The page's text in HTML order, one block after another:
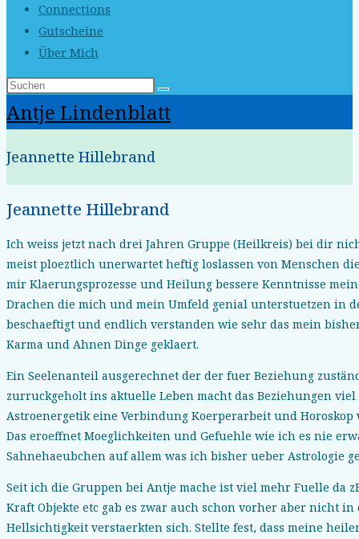
Connections
Gutscheine
Über Mich
Antje Lindenblatt
Jeannette Hillebrand
Jeannette Hillebrand
Ich weiss jetzt nach drei Jahren Gruppe (Heilkreis) bei dir
meist ploeztlich unerwartet heftig loslassen von Menschen
mir Klaerungsprozesse und Heilung bessere Kenntnisse
Drachen die mich und mein Umfeld genial unterstuetzen in
beschaeftigt und endlich verstanden wie sehr das mein
Karma und Ahnen Dinge geklaert.
Ein Seelenanteil ausgerechnet der der fuer Beziehung
zurruckgeholt ins aktuelle Leben macht das Beziehungen
Astroenergetik eine Verbindung Koerperarbeit und
Das eroeffnet Moeglichkeiten und Gefuehle wie ich es nie
Sahnehaeubchen auf allem was ich bisher ueber Astrologie
Seit ich die Gruppen bei Antje mache ist viel mehr Fuelle da
Kraft Objekte etc gab es zwar auch schon vorher aber nicht
Hellsichtigkeit verstaerkten sich. Stellte fest, dass meine